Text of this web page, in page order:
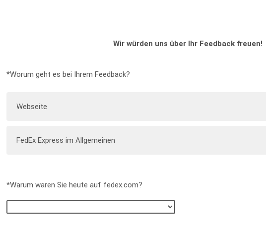
Wir würden uns über Ihr Feedback freuen!
*Worum geht es bei Ihrem Feedback?
Webseite
FedEx Express im Allgemeinen
*Warum waren Sie heute auf fedex.com?